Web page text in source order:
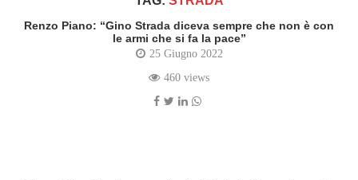
Renzo Piano: “Gino Strada diceva sempre che non è con
le armi che si fa la pace”
25 Giugno 2022
460 views